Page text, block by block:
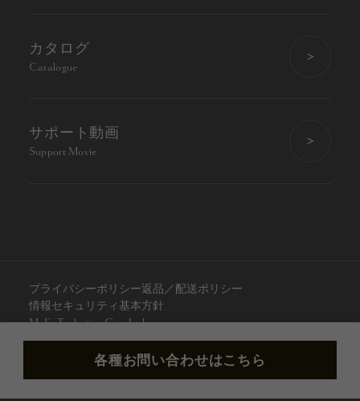
各種お問い合わせはこちら
カタログ
Catalogue
サポート動画
Support Movie
プライバシーポリシー返品／配送ポリシー
情報セキュリティ基本方針
M. E. Technica Co., Ltd.